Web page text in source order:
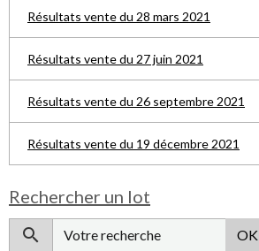
Résultats vente du 28 mars 2021
Résultats vente du 27 juin 2021
Résultats vente du 26 septembre 2021
Résultats vente du 19 décembre 2021
Rechercher un lot
OK